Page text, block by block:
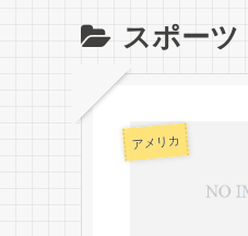
スポーツ
アメリカ